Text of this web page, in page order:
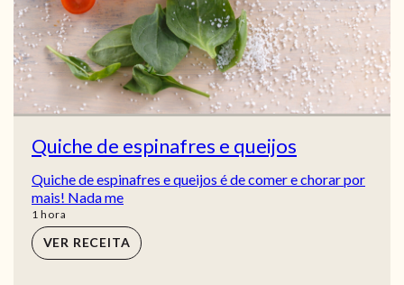
Quiche de espinafres e queijos
Quiche de espinafres e queijos é de comer e chorar por
mais! Nada me
1 hora
hora
VER RECEITA